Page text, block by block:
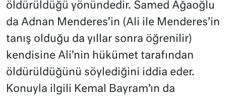
öldürüldüğü yönündedir. Samed Ağaoğlu
da Adnan Menderes’in (Ali ile Menderes’in
tanış olduğu da yıllar sonra öğrenilir)
kendisine Ali’nin hükümet tarafından
öldürüldüğünü söylediğini iddia eder.
Konuyla ilgili Kemal Bayram’ın da